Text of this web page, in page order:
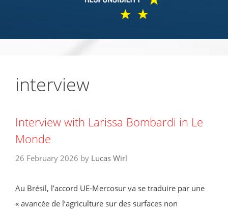
interview
Interview with Larissa Bombardi in Le
Monde
26 February 2026 by Lucas Wirl
Au Brésil, l’accord UE-Mercosur va se traduire par une
« avancée de l’agriculture sur des surfaces non